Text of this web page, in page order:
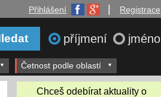
Přihlášení Registrace
příjmení jméno
Četnost podle oblastí
Chceš odebírat aktuality o